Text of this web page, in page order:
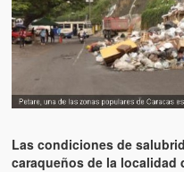
El Tipo y los Rojos en
Teques)
Hablé con Chavistas (I
Chavez “such a children
Las condiciones de
caraqueños de la localidad